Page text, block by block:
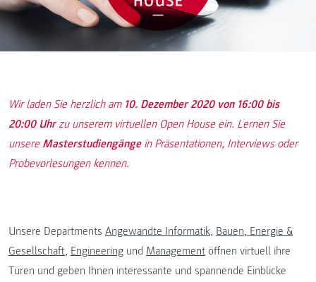
Wir laden Sie herzlich am 10. Dezember 2020 von 16:00 bis
20:00 Uhrzu unserem virtuellen Open House ein. Lernen Sie
unsere Masterstudiengängein Präsentationen, Interviews oder
Probevorlesungen kennen.
Unsere Departments Angewandte Informatik, Bauen, Energie &
Gesellschaft, Engineering und Management öffnen virtuell ihre
Türen und geben Ihnen interessante und spannende Einblicke